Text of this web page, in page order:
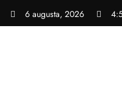
6 augusta, 2026